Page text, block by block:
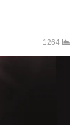
1264